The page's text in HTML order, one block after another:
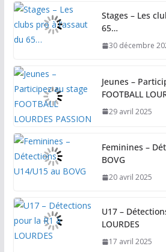
Stages – Les
65…
30 décembre
Jeunes –
FOOTBALL
29 avril 2025
Feminines –
BOVG
20 avril 2025
U17 –
LOURDES
17 avril 2025